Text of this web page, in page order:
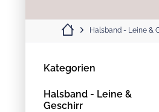
Halsband - Leine &
Kategorien
Halsband - Leine &
Geschirr